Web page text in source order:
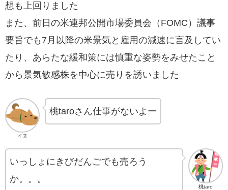
想も上回りました
また、前日の米連邦公開市場委員会（FOMC）議事
要旨でも7月以降の米景気と雇用の減速に言及してい
たり、あらたな緩和策には慎重な姿勢をみせたこと
から景気敏感株を中心に売りを誘いました
イヌ
桃taroさん仕事がないよー
桃taro
いっしょにきびだんごでも売ろう
か。。。